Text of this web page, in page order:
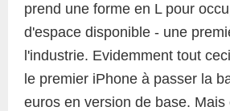
prend une forme en L pour
d'espace disponible - une
l'industrie. Evidemment tout
le premier iPhone à passer la
euros en version de base. Mais